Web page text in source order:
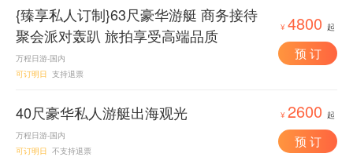
{臻享私人订制}63尺豪华游艇 商务接待
聚会派对轰趴 旅拍享受高端品质
万程日游-国内
可订明日 支持退票
¥ 4800 起
预 订
40尺豪华私人游艇出海观光
万程日游-国内
可订明日 不支持退票
¥ 2600 起
预 订